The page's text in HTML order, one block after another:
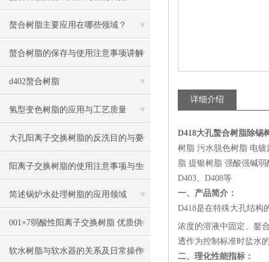
螯合树脂主要应用在哪些领域？
螯合树脂的保存与使用注意事项讲解
d402螯合树脂
氢型变色树脂的应用与工艺质量
大孔阳离子交换树脂的反洗目的与要
点
阳离子交换树脂的使用注意事项与生
产过程
简述锅炉水处理树脂的应用领域
001×7弱酸性阳离子交换树脂 优质供
货
软水树脂与软水器的关系及日常操作
详细介绍
D418大孔螯合树脂除锡
树脂 污水脱色树脂 电
脂 提银树脂 强酸强碱弱
D403、D408等
一、产品简介：
D418是在特殊大孔结构
浓度的溶液中固定、鏊
透作为控制标准时盐水
二、理化性能指标：